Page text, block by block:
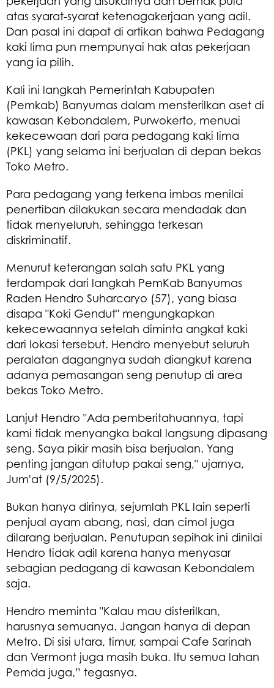
atas syarat-syarat ketenagakerjaan yang adil.
Dan pasal ini dapat di artikan bahwa Pedagang
kaki lima pun mempunyai hak atas pekerjaan
yang ia pilih.
Kali ini langkah Pemerintah Kabupaten
(Pemkab) Banyumas dalam mensterilkan aset di
kawasan Kebondalem, Purwokerto, menuai
kekecewaan dari para pedagang kaki lima
(PKL) yang selama ini berjualan di depan bekas
Toko Metro.
Para pedagang yang terkena imbas menilai
penertiban dilakukan secara mendadak dan
tidak menyeluruh, sehingga terkesan
diskriminatif.
Menurut keterangan salah satu PKL yang
terdampak dari langkah PemKab Banyumas
Raden Hendro Suharcaryo (57), yang biasa
disapa "Koki Gendut" mengungkapkan
kekecewaannya setelah diminta angkat kaki
dari lokasi tersebut. Hendro menyebut seluruh
peralatan dagangnya sudah diangkut karena
adanya pemasangan seng penutup di area
bekas Toko Metro.
Lanjut Hendro "Ada pemberitahuannya, tapi
kami tidak menyangka bakal langsung dipasang
seng. Saya pikir masih bisa berjualan. Yang
penting jangan ditutup pakai seng," ujarnya,
Jum'at (9/5/2025).
Bukan hanya dirinya, sejumlah PKL lain seperti
penjual ayam abang, nasi, dan cimol juga
dilarang berjualan. Penutupan sepihak ini dinilai
Hendro tidak adil karena hanya menyasar
sebagian pedagang di kawasan Kebondalem
saja.
Hendro meminta "Kalau mau disterilkan,
harusnya semuanya. Jangan hanya di depan
Metro. Di sisi utara, timur, sampai Cafe Sarinah
dan Vermont juga masih buka. Itu semua lahan
Pemda juga,” tegasnya.